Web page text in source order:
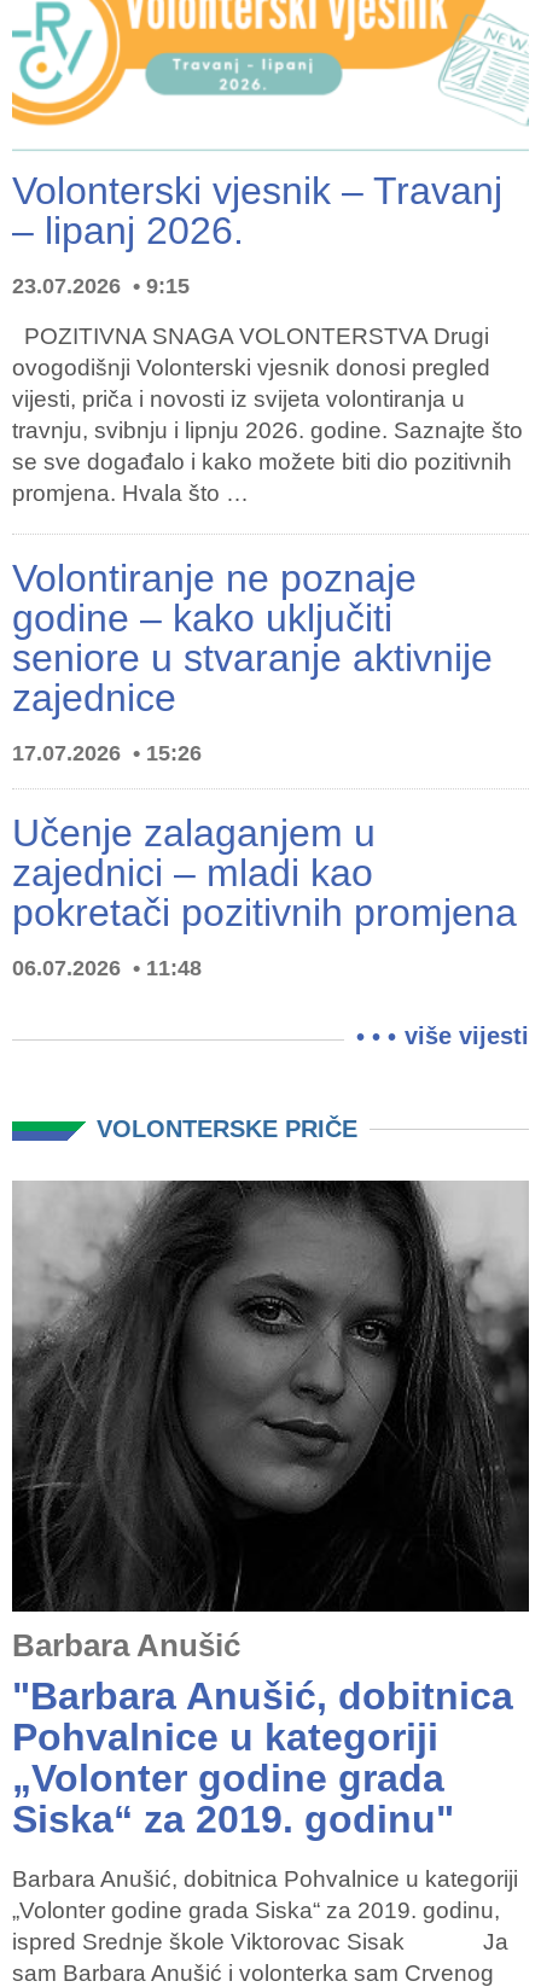
Volonterski vjesnik – Travanj
– lipanj 2026.
23.07.2026 9:15
POZITIVNA SNAGA VOLONTERSTVA Drugi
ovogodišnji Volonterski vjesnik donosi pregled
vijesti, priča i novosti iz svijeta volontiranja u
travnju, svibnju i lipnju 2026. godine. Saznajte što
se sve događalo i kako možete biti dio pozitivnih
promjena. Hvala što …
Volontiranje ne poznaje
godine – kako uključiti
seniore u stvaranje aktivnije
zajednice
17.07.2026 15:26
Učenje zalaganjem u
zajednici – mladi kao
pokretači pozitivnih promjena
06.07.2026 11:48
više vijesti
VOLONTERSKE PRIČE
Barbara Anušić
"Barbara Anušić, dobitnica
Pohvalnice u kategoriji
„Volonter godine grada
Siska“ za 2019. godinu"
Barbara Anušić, dobitnica Pohvalnice u kategoriji
„Volonter godine grada Siska“ za 2019. godinu,
ispred Srednje škole Viktorovac Sisak Ja
sam Barbara Anušić i volonterka sam Crvenog